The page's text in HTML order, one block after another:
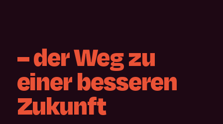
–derWegzu
einerbesseren
Zukunft